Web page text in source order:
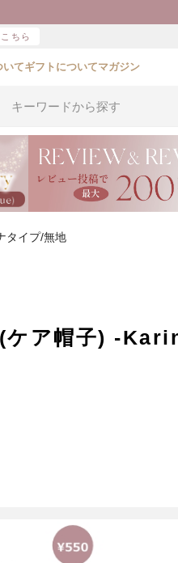
ちら
いてギフトについてマガジン
タイプ/無地
ケア帽子) -